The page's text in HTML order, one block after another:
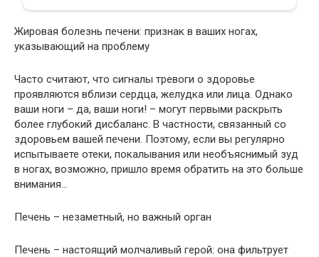
Жировая болезнь печени: признак в ваших ногах,
указывающий на проблему
Часто считают, что сигналы тревоги о здоровье
проявляются вблизи сердца, желудка или лица. Однако
ваши ноги – да, ваши ноги! – могут первыми раскрыть
более глубокий дисбаланс. В частности, связанный со
здоровьем вашей печени. Поэтому, если вы регулярно
испытываете отеки, покалывания или необъяснимый зуд
в ногах, возможно, пришло время обратить на это больше
внимания…
Печень – незаметный, но важный орган
Печень – настоящий молчаливый герой: она фильтрует